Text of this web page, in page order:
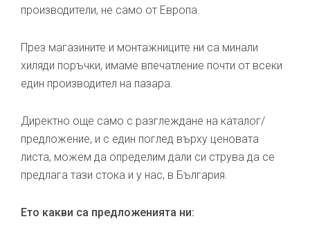
производители, не само от Европа.
През магазините и монтажниците ни са минали
хиляди поръчки, имаме впечатление почти от всеки
един производител на пазара.
Директно още само с разглеждане на каталог/
предложение, и с един поглед върху ценовата
листа, можем да определим дали си струва да се
предлага тази стока и у нас, в България.
Ето какви са предложенията ни: